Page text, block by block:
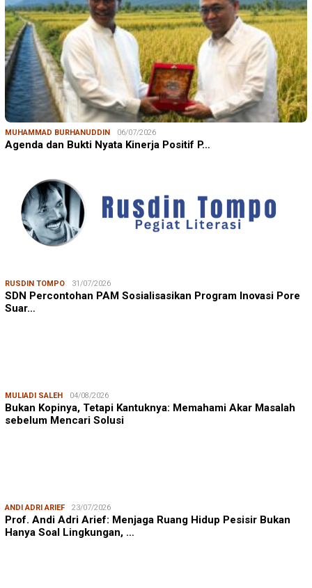
MUHAMMAD BURHANUDDIN 06/07/2026
Agenda dan Bukti Nyata Kinerja Positif P…
RUSDIN TOMPO 31/07/2026
SDN Percontohan PAM Sosialisasikan Program Inovasi Pore
Suar…
MULIADI SALEH 04/08/2026
Bukan Kopinya, Tetapi Kantuknya: Memahami Akar Masalah
sebelum Mencari Solusi
ANDI ADRI ARIEF 23/07/2026
Prof. Andi Adri Arief: Menjaga Ruang Hidup Pesisir Bukan
Hanya Soal Lingkungan, …